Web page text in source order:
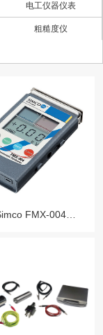
电工仪器仪表
粗糙度仪